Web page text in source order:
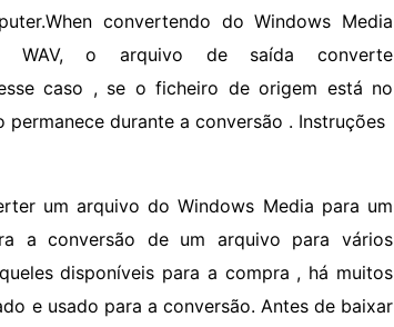
convertendo do Windows Media
WAV, o arquivo de saída converte
caso , se o ficheiro de origem está no
durante a conversão . Instruções
um arquivo do Windows Media para um
a conversão de um arquivo para vários
disponíveis para a compra , há muitos
e usado para a conversão. Antes de baixar